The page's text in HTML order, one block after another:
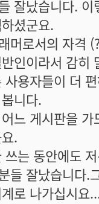
잘났습니다.
셨군요.
머로서의 자격
인이라서 감히
사용자들이 더
니다.
느 게시판을
.
쓰는 동안에도
들 잘났습니다.
로 나가십시요